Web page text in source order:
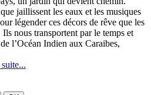
jaillissent les eaux et les musiques
légender ces décors de rêve que les
nous transportent par le temps et
l’Océan Indien aux Caraibes,